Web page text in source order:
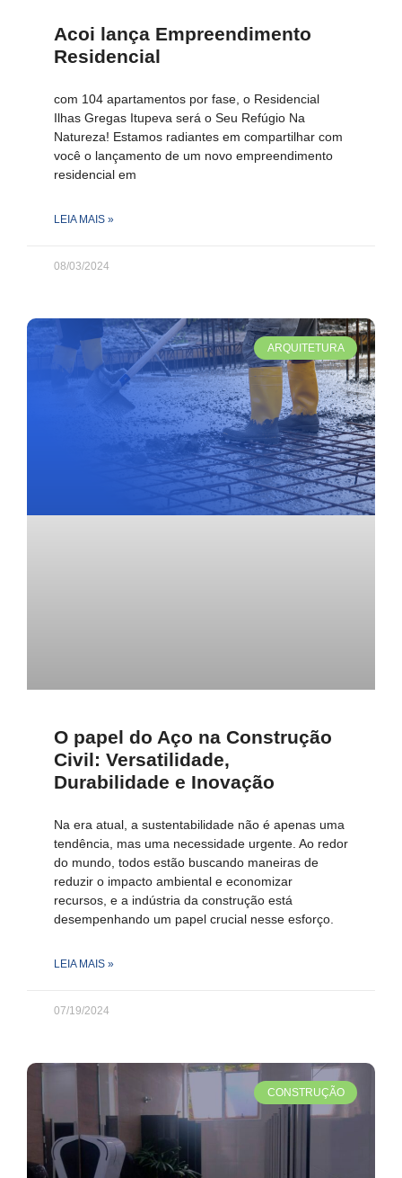
Acoi lança Empreendimento
Residencial
com 104 apartamentos por fase, o Residencial
Ilhas Gregas Itupeva será o Seu Refúgio Na
Natureza! Estamos radiantes em compartilhar com
você o lançamento de um novo empreendimento
residencial em
LEIA MAIS »
08/03/2024
ARQUITETURA
O papel do Aço na Construção
Civil: Versatilidade,
Durabilidade e Inovação
Na era atual, a sustentabilidade não é apenas uma
tendência, mas uma necessidade urgente. Ao redor
do mundo, todos estão buscando maneiras de
reduzir o impacto ambiental e economizar
recursos, e a indústria da construção está
desempenhando um papel crucial nesse esforço.
LEIA MAIS »
07/19/2024
CONSTRUÇÃO